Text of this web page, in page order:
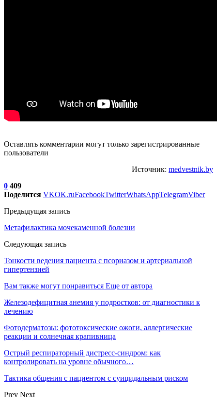
Оставлять комментарии могут только зарегистрированные
пользователи
Источник: medvestnik.by
0 409
Поделится VKOK.ruFacebookTwitterWhatsAppTelegramViber
Предыдущая запись
Метафилактика мочекаменной болезни
Следующая запись
Тонкости ведения пациента с псориазом и артериальной
гипертензией
Вам также могут понравиться Еще от автора
Железодефицитная анемия у подростков: от диагностики к
лечению
Фотодерматозы: фототоксические ожоги, аллергические
реакции и солнечная крапивница
Острый респираторный дистресс-синдром: как
контролировать на уровне обычного…
Тактика общения с пациентом с суицидальным риском
Prev Next